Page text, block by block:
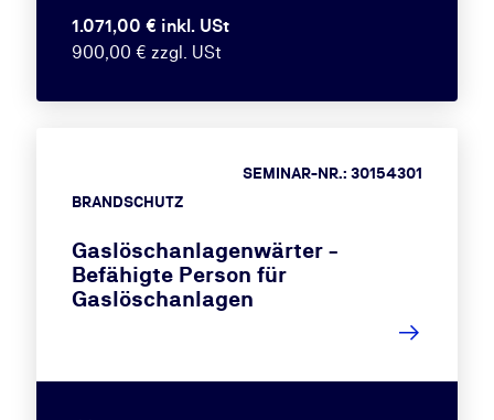
1.071,00 € inkl. USt
900,00 € zzgl. USt
BRANDSCHUTZ
SEMINAR-NR.: 30154301
Gaslöschanlagenwärter -
Befähigte Person für
Gaslöschanlagen